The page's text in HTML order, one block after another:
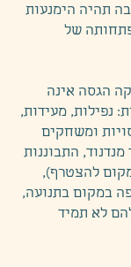
תהיה הימנעות
של
הגסה אינה
נפילות, מעידות,
ומשחקים
התבוננות
להצטרף),
במקום בתנועה,
לא תמיד